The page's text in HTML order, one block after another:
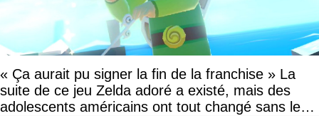
« Ça aurait pu signer la fin de la franchise » La
suite de ce jeu Zelda adoré a existé, mais des
adolescents américains ont tout changé sans le